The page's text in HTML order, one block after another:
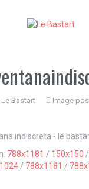
Le Bastart Image
788x1181 / 150x150 /
/ 788x1181 /